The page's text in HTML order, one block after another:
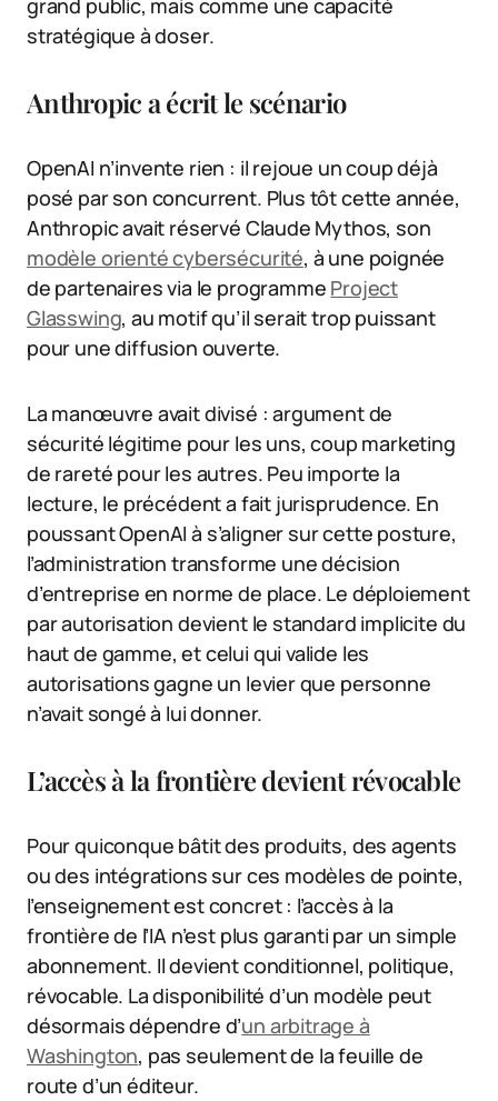
grand public, mais comme une capacité
stratégique à doser.
Anthropic a écrit le scénario
OpenAI n’invente rien : il rejoue un coup déjà
posé par son concurrent. Plus tôt cette année,
Anthropic avait réservé Claude Mythos, son
modèle orienté cybersécurité, à une poignée
de partenaires via le programme Project
Glasswing, au motif qu’il serait trop puissant
pour une diffusion ouverte.
La manœuvre avait divisé : argument de
sécurité légitime pour les uns, coup marketing
de rareté pour les autres. Peu importe la
lecture, le précédent a fait jurisprudence. En
poussant OpenAI à s’aligner sur cette posture,
l’administration transforme une décision
d’entreprise en norme de place. Le déploiement
par autorisation devient le standard implicite du
haut de gamme, et celui qui valide les
autorisations gagne un levier que personne
n’avait songé à lui donner.
L’accès à la frontière devient révocable
Pour quiconque bâtit des produits, des agents
ou des intégrations sur ces modèles de pointe,
l’enseignement est concret : l’accès à la
frontière de l’IA n’est plus garanti par un simple
abonnement. Il devient conditionnel, politique,
révocable. La disponibilité d’un modèle peut
désormais dépendre d’un arbitrage à
Washington, pas seulement de la feuille de
route d’un éditeur.